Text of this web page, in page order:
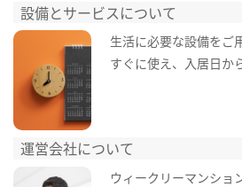
設備とサービスについて
生活に必要な設備をご
すぐに使え、入居日か
運営会社について
ウィークリーマンショ